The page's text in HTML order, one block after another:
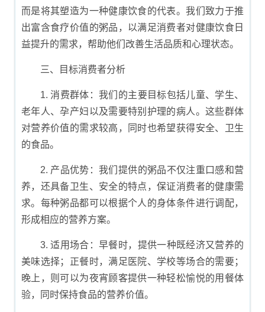
而是将其塑造为一种健康饮食的代表。我们致力于推
出富含食疗价值的粥品，以满足消费者对健康饮食日
益提升的需求，帮助他们改善生活品质和心理状态。
三、目标消费者分析
1. 消费群体：我们的主要目标包括儿童、学生、
老年人、孕产妇以及需要特别护理的病人。这些群体
对营养价值的需求较高，同时也希望获得安全、卫生
的食品。
2. 产品优势：我们提供的粥品不仅注重口感和营
养，还具备卫生、安全的特点，保证消费者的健康需
求。每种粥品都可以根据个人的身体条件进行调配，
形成相应的营养方案。
3. 适用场合：早餐时，提供一种既经济又营养的
美味选择；正餐时，满足医院、学校等场合的需要；
晚上，则可以为夜宵顾客提供一种轻松愉悦的用餐体
验，同时保持食品的营养价值。